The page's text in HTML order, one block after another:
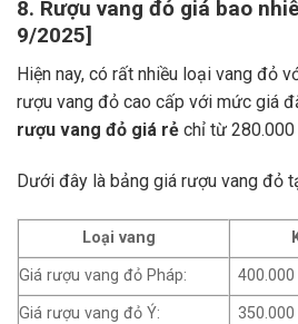
8. Rượu vang đỏ giá bao
9/2025]
Hiện nay, có rất nhiều loại vang đỏ
rượu vang đỏ cao cấp với mức giá
rượu vang đỏ giá rẻ chỉ từ 280.000
Dưới đây là bảng giá rượu vang đỏ
Loại vang
Giá rượu vang đỏ Pháp:
Giá rượu vang đỏ Ý: